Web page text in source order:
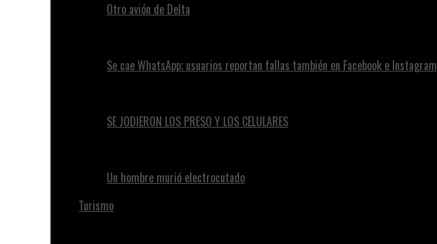
Otro avión de Delta
Se cae WhatsApp; usuarios reportan fallas también en Facebook e Instagram
SE JODIERON LOS PRESO Y LOS CELULARES
Un hombre murió electrocutado
Turismo